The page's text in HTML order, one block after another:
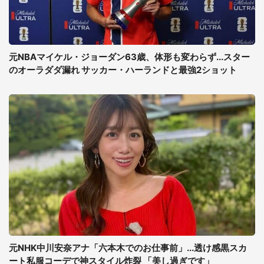
元NBAマイケル・ジョーダン63歳、体形も変わらず...スター
のオーラダダ漏れ サッカー・ハーランドと最強2ショット
元NHK中川安奈アナ「六本木でのお仕事前」...透け感黒スカ
ート私服コーデで神スタイル炸裂 「美し過ぎです」